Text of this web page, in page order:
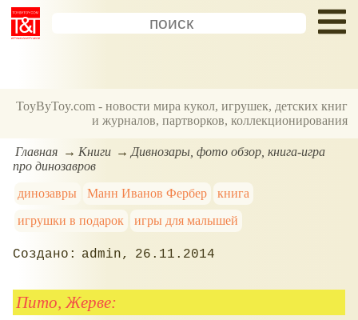
ToyByToy.com - новости мира кукол, игрушек, детских книг
и журналов, партворков, коллекционирования
Главная Книги
Дивнозары, фото обзор, книга-игра
про динозавров
динозавры
Манн Иванов Фербер
книга
игрушки в подарок
игры для малышей
admin 26.11.2014
Пито, Жерве: